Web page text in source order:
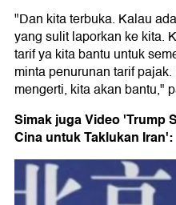
"Dan kita terbuka. Kalau
yang sulit laporkan ke kita.
tarif ya kita bantu untuk
minta penurunan tarif
mengerti, kita akan bantu,"
Simak juga Video 'Trump
Cina untuk Taklukan Iran':